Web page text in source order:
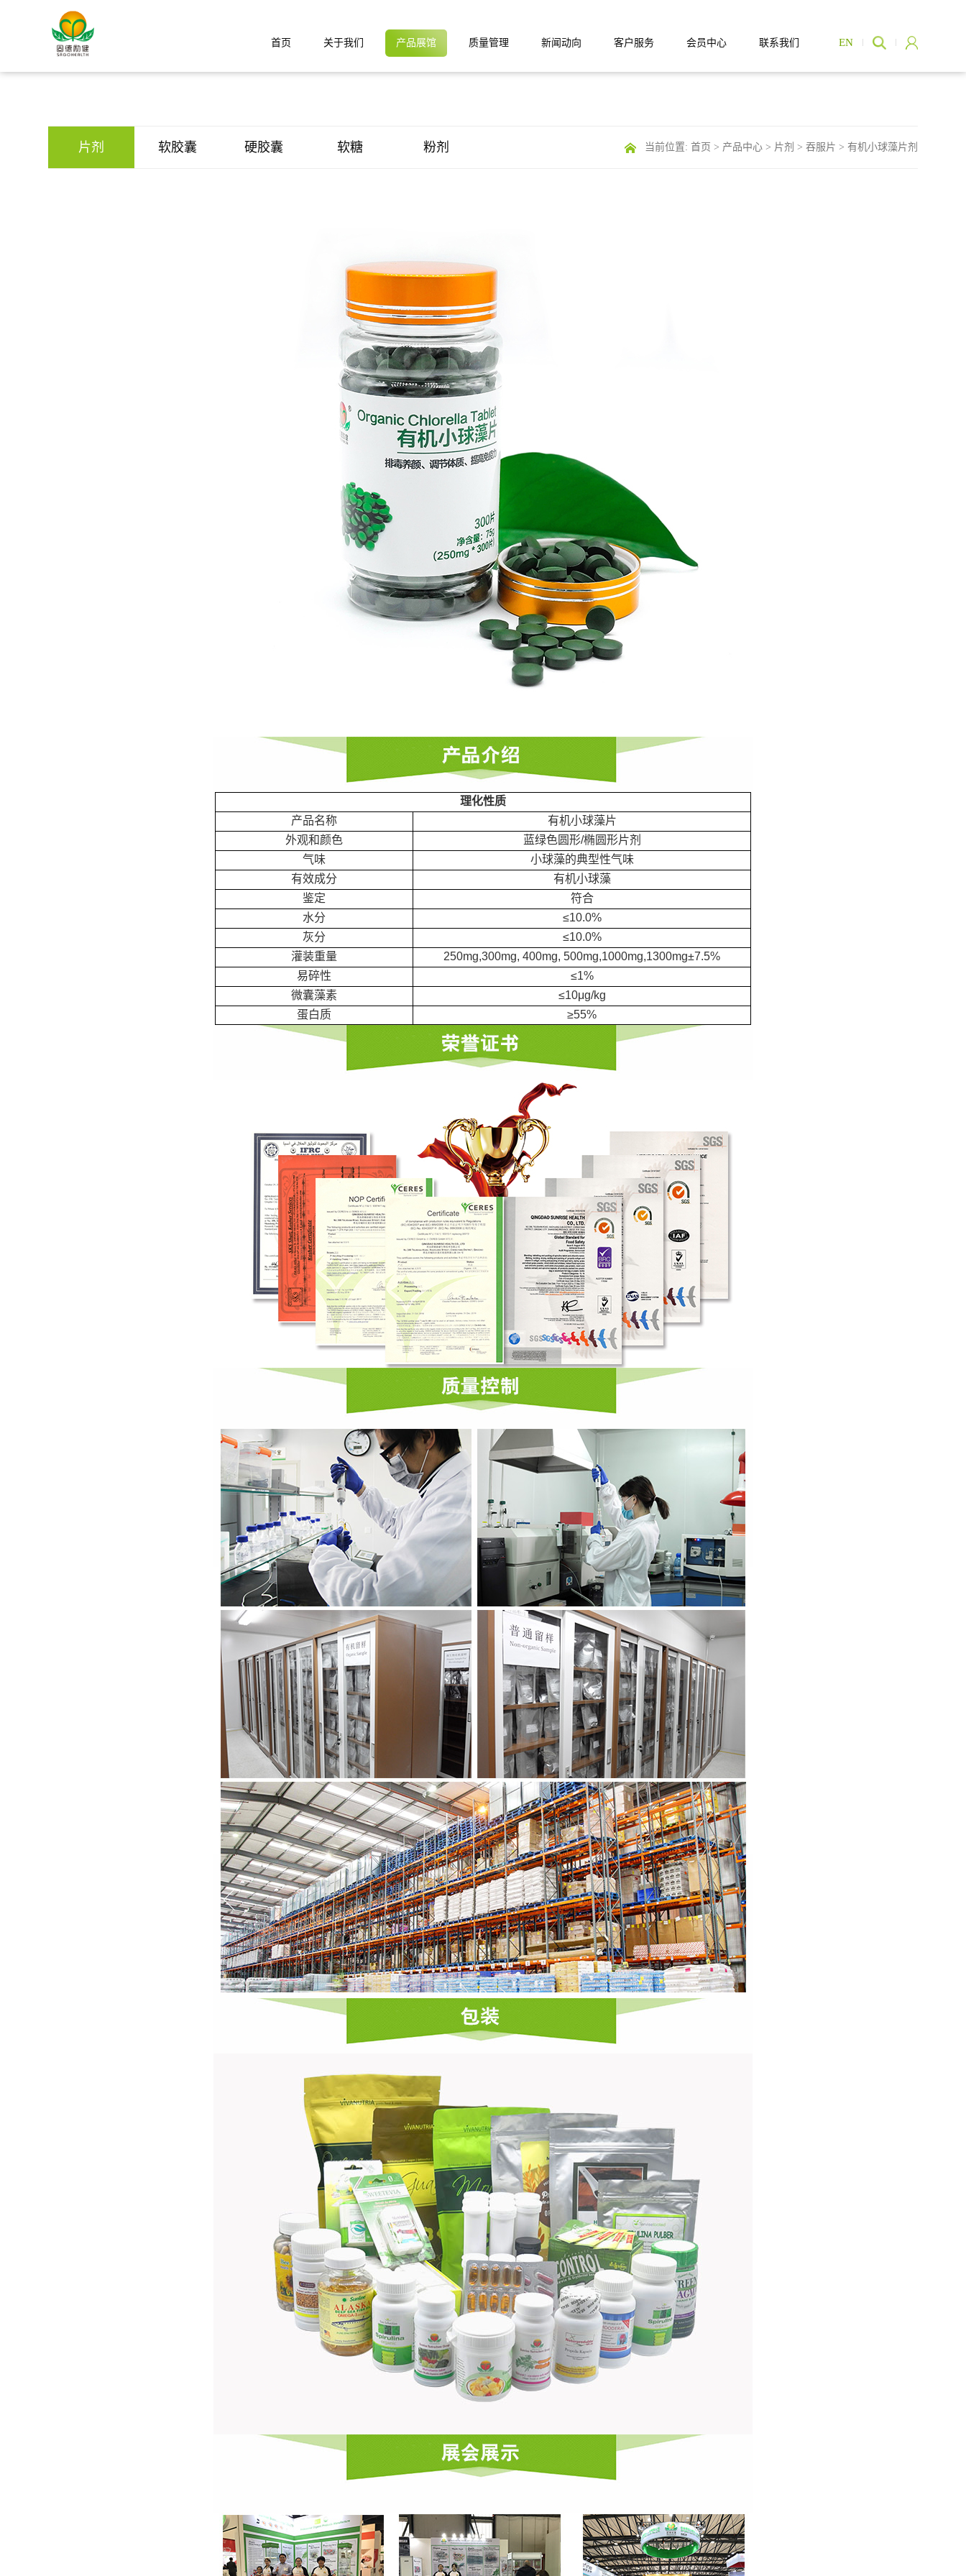
EN
首页 关于我们 产品展馆 质量管理 新闻动向 客户服务 会员中心 联系我们
当前位置: 首页 > 产品中心 > 片剂 > 吞服片 > 有机小球藻片剂
片剂 软胶囊 硬胶囊 软糖 粉剂
理化性质
产品名称
有机小球藻片
外观和颜色
蓝绿色圆形/椭圆形片剂
气味
小球藻的典型性气味
有效成分
有机小球藻
鉴定
符合
水分
≤10.0%
灰分
≤10.0%
灌装重量
250mg,300mg, 400mg, 500mg,1000mg,1300mg±7.5%
易碎性
≤1%
微囊藻素
≤10μg/kg
蛋白质
≥55%